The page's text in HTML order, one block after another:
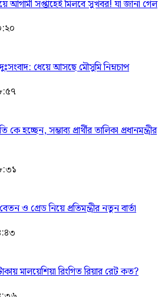
আগামী সপ্তাহেই মিলবে সুখবর! যা জানা গেল
ধেয়ে আসছে মৌসুমি নিম্নচাপ
হচ্ছেন, সম্ভাব্য প্রার্থীর তালিকা প্রধানমন্ত্রীর
ও গ্রেড নিয়ে প্রতিমন্ত্রীর নতুন বার্তা
মালয়েশিয়া রিংগিত রিয়ার রেট কত?